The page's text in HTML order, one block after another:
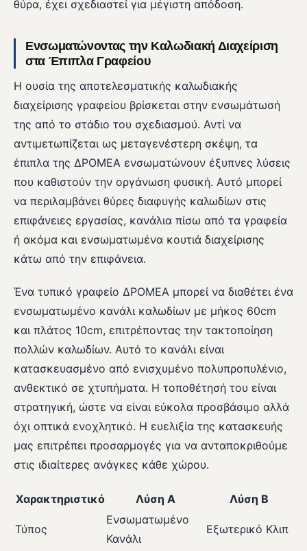
θύρα, έχει σχεδιαστεί για μέγιστη απόδοση.
Ενσωματώνοντας την Καλωδιακή Διαχείριση
στα Έπιπλα Γραφείου
Η ουσία της αποτελεσματικής καλωδιακής
διαχείρισης γραφείου βρίσκεται στην ενσωμάτωσή
της από το στάδιο του σχεδιασμού. Αντί να
αντιμετωπίζεται ως μεταγενέστερη σκέψη, τα
έπιπλα της ΔΡΟΜΕΑ ενσωματώνουν έξυπνες λύσεις
που καθιστούν την οργάνωση φυσική. Αυτό μπορεί
να περιλαμβάνει θύρες διαφυγής καλωδίων στις
επιφάνειες εργασίας, κανάλια πίσω από τα γραφεία
ή ακόμα και ενσωματωμένα κουτιά διαχείρισης
κάτω από την επιφάνεια.
Ένα τυπικό γραφείο ΔΡΟΜΕΑ μπορεί να διαθέτει ένα
ενσωματωμένο κανάλι καλωδίων με μήκος 60cm
και πλάτος 10cm, επιτρέποντας την τακτοποίηση
πολλών καλωδίων. Αυτό το κανάλι είναι
κατασκευασμένο από ενισχυμένο πολυπροπυλένιο,
ανθεκτικό σε χτυπήματα. Η τοποθέτησή του είναι
στρατηγική, ώστε να είναι εύκολα προσβάσιμο αλλά
όχι οπτικά ενοχλητικό. Η ευελιξία της κατασκευής
μας επιτρέπει προσαρμογές για να ανταποκριθούμε
στις ιδιαίτερες ανάγκες κάθε χώρου.
Χαρακτηριστικό Λύση Α Λύση Β
Τύπος
Ενσωματωμένο
Κανάλι
Εξωτερικό Κλιπ